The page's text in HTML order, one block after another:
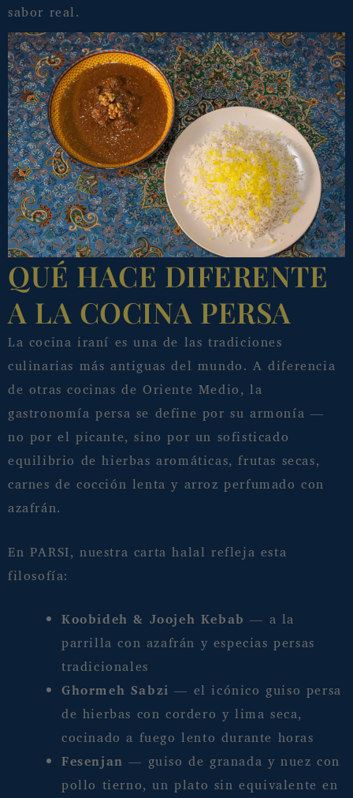
sabor real.
QUÉ HACE DIFERENTE
A LA COCINA PERSA
La cocina iraní es una de las tradiciones
culinarias más antiguas del mundo. A diferencia
de otras cocinas de Oriente Medio, la
gastronomía persa se define por su armonía —
no por el picante, sino por un sofisticado
equilibrio de hierbas aromáticas, frutas secas,
carnes de cocción lenta y arroz perfumado con
azafrán.
En PARSI, nuestra carta halal refleja esta
filosofía:
Koobideh & Joojeh Kebab — a la
parrilla con azafrán y especias persas
tradicionales
Ghormeh Sabzi — el icónico guiso persa
de hierbas con cordero y lima seca,
cocinado a fuego lento durante horas
Fesenjan — guiso de granada y nuez con
pollo tierno, un plato sin equivalente en